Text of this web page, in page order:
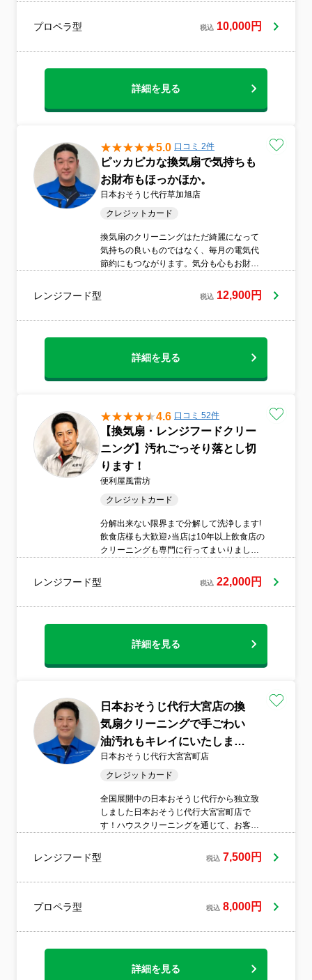
ださい！●損害保険加入済みで安心です！●
ん！
プロペラ型 税込 10,000円
詳細を見る
5.0 口コミ 2件
ピッカピカな換気扇で気持ちも
お財布もほっかほか。
日本おそうじ代行草加旭店
クレジットカード
換気扇のクリーニングはただ綺麗になって
気持ちの良いものではなく、毎月の電気代
節約にもつながります。気分も心もお財布
所ありましたら、なんでもお申し付けくだ
さい。それではお待ちしております。
レンジフード型 税込 12,900円
詳細を見る
4.6 口コミ 52件
【換気扇・レンジフードクリー
ニング】汚れごっそり落とし切
ります！
便利屋風雷坊
クレジットカード
分解出来ない限界まで分解して洗浄します!
飲食店様も大歓迎♪当店は10年以上飲食店の
クリーニングも専門に行ってまいりまし
庭の汚れのおよそ100倍以上の汚れっぷり!
その汚れを閉店後から早朝までに多いとこ
のとんでもない汚れのレンジフードも、驚
ちろん目に見えない箇所も徹底的に磨き上
クリーニングを是非、お試しください!
レンジフード型 税込 22,000円
詳細を見る
日本おそうじ代行大宮店の換
気扇クリーニングで手ごわい
油汚れもキレイにいたしま
す！
日本おそうじ代行大宮宮町店
クレジットカード
全国展開中の日本おそうじ代行から独立致
しました日本おそうじ代行大宮宮町店で
す！ハウスクリーニングを通じて、お客様
おります！お気軽にお問い合わせくださ
い！
レンジフード型 税込 7,500円
プロペラ型 税込 8,000円
詳細を見る